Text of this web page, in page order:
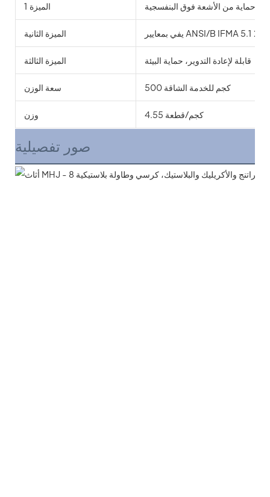
الميزة 1 حماية من الأشعة فوق البنفسجية
الميزة الثانية
الميزة الثالثة قابلة لإعادة التدوير، حماية البيئة
سعة الوزن 500 كجم للخدمة الشاقة
وزن 4.55 كجم/قطعة
صور تفصيلية